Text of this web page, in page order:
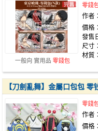
一般向 實用品 零錢包
零錢
作者
價格
發售
尺寸
材質
【刀劍亂舞】金屬口包包 零
零錢
作者
價格